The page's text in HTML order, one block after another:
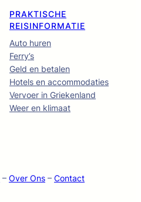
PRAKTISCHE
REISINFORMATIE
Auto huren
Ferry’s
Geld en betalen
Hotels en accommodaties
Vervoer in Griekenland
Weer en klimaat
– Over Ons – Contact